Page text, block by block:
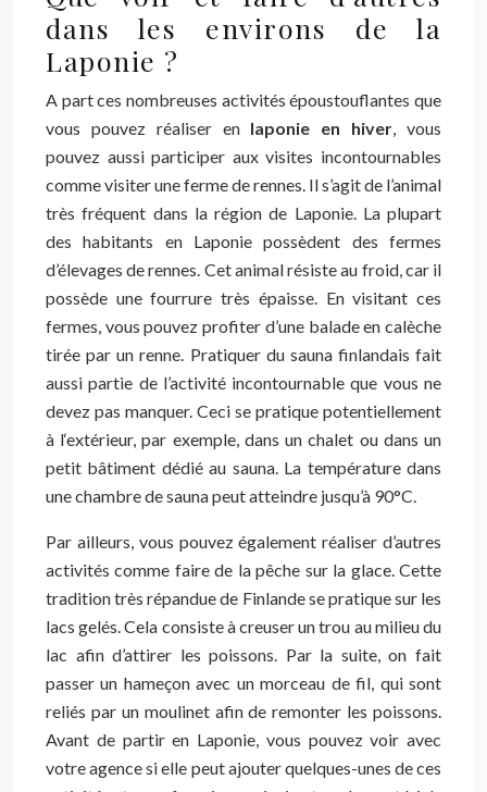
dans les environs de la
Laponie ?
A part ces nombreuses activités époustouflantes que
vous pouvez réaliser en laponie en hiver, vous
pouvez aussi participer aux visites incontournables
comme visiter une ferme de rennes. Il s’agit de l’animal
très fréquent dans la région de Laponie. La plupart
des habitants en Laponie possèdent des fermes
d’élevages de rennes. Cet animal résiste au froid, car il
possède une fourrure très épaisse. En visitant ces
fermes, vous pouvez profiter d’une balade en calèche
tirée par un renne. Pratiquer du sauna finlandais fait
aussi partie de l’activité incontournable que vous ne
devez pas manquer. Ceci se pratique potentiellement
à l‘extérieur, par exemple, dans un chalet ou dans un
petit bâtiment dédié au sauna. La température dans
une chambre de sauna peut atteindre jusqu’à 90°C.
Par ailleurs, vous pouvez également réaliser d’autres
activités comme faire de la pêche sur la glace. Cette
tradition très répandue de Finlande se pratique sur les
lacs gelés. Cela consiste à creuser un trou au milieu du
lac afin d’attirer les poissons. Par la suite, on fait
passer un hameçon avec un morceau de fil, qui sont
reliés par un moulinet afin de remonter les poissons.
Avant de partir en Laponie, vous pouvez voir avec
votre agence si elle peut ajouter quelques-unes de ces